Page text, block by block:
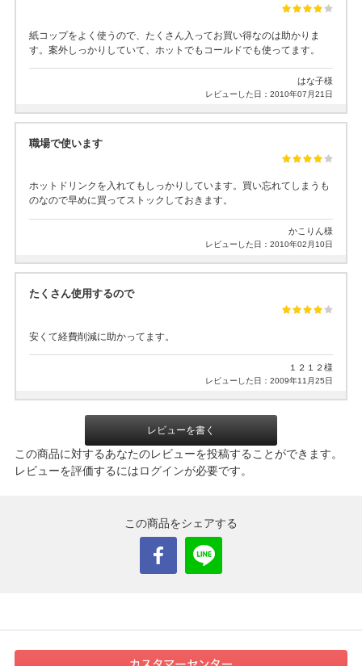
紙コップをよく使うので、たくさん入ってお買い得なのは助かりま
す。案外しっかりしていて、ホットでもコールドでも使ってます。
はな子様
レビューした日：2010年07月21日
職場で使います
ホットドリンクを入れてもしっかりしています。買い忘れてしまうも
のなので早めに買ってストックしておきます。
かこりん様
レビューした日：2010年02月10日
たくさん使用するので
安くて経費削減に助かってます。
１２１２様
レビューした日：2009年11月25日
レビューを書く
この商品に対するあなたのレビューを投稿することができます。
レビューを評価するにはログインが必要です。
この商品をシェアする